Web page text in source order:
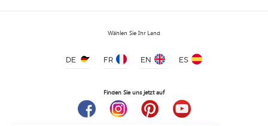
Wählen Sie Ihr Land
DE FR EN ES
Finden Sie uns jetzt auf